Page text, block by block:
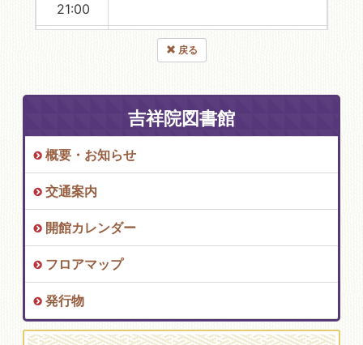
21:00
戻る
吉祥院図書館
概要・お知らせ
交通案内
開館カレンダー
フロアマップ
発行物